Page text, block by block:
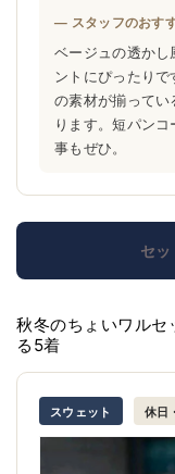
— スタッフのおす
ベージュの透か
ントにぴったり
の素材が揃ってい
ります。短パン
事もぜひ。
セ
秋冬のちょいワル
る5着
スウェット 休日